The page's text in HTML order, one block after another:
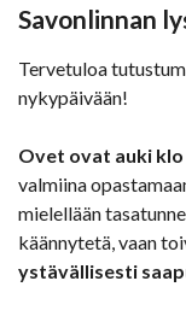
Savonlinnan
Tervetuloa
nykypäivään!
Ovet ovat auki klo
valmiina
mielellään
käännytetä, vaan
ystävällisesti